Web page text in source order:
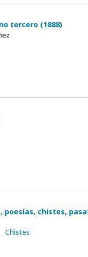
tercero (1888)
poesías, chistes,
Chistes